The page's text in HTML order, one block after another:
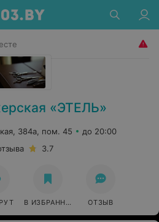
«ЭТЕЛЬ»
384а, пом. 45
до 20:00
3.7
В ИЗБРАННОЕ ОТЗЫВ